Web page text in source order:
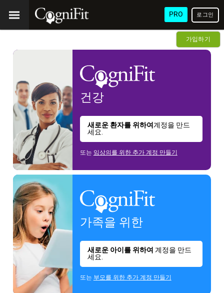
PRO 로그인
가입하기
건강
새로운 환자를 위하여계정을 만드
세요.
또는 임상의를 위한 추가 계정 만들기
가족을 위한
새로운 아이를 위하여 계정을 만드
세요.
또는 부모를 위한 추가 계정 만들기